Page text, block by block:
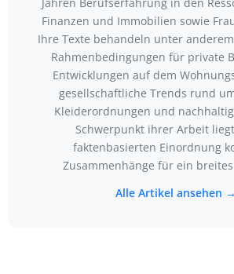
Finanzen und Immobilien sowie
Ihre Texte behandeln unter
Rahmenbedingungen für private
Entwicklungen auf dem
gesellschaftliche Trends rund
Kleiderordnungen und
Schwerpunkt ihrer Arbeit
faktenbasierten Einordnung
Zusammenhänge für ein
Alle Artikel ansehen →